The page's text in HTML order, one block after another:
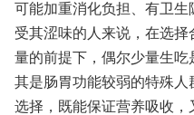
可能加重消化负担、有卫
受其涩味的人来说，在选
量的前提下，偶尔少量生
其是肠胃功能较弱的特殊
选择，既能保证营养吸收